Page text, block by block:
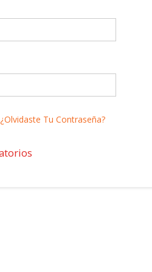
¿Olvidaste Tu Contraseña?